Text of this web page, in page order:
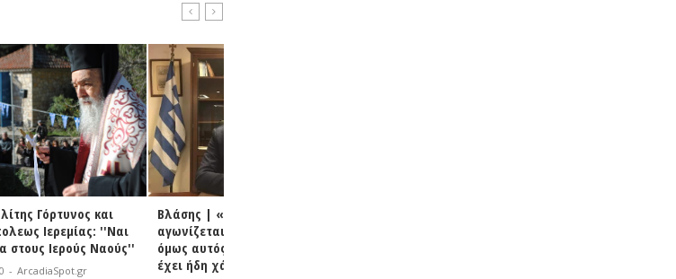
Βλάσης | «Αυτός που
αγωνίζεται μπορεί να χάσει,
όμως αυτός που δεν αγωνίζεται
έχει ήδη χάσει»